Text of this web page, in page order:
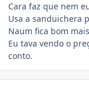
Cara faz que nem
Usa a sanduichera
Naum fica bom
Eu tava vendo o
conto.